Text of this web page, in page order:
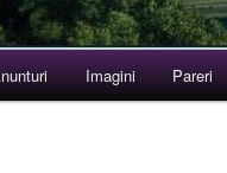
Imagini Pareri